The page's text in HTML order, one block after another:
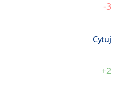
-3
Cytuj
+2